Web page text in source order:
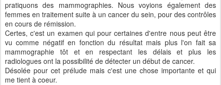
pratiquons des mammographies. Nous voyions également des
femmes en traitement suite à un cancer du sein, pour des contrôles
en cours de rémission.
Certes, c'est un examen qui pour certaines d'entre nous peut être
vu comme négatif en fonction du résultat mais plus l'on fait sa
mammographie tôt et en respectant les délais et plus les
radiologues ont la possibilité de détecter un début de cancer.
Désolée pour cet prélude mais c'est une chose importante et qui
me tient à coeur.